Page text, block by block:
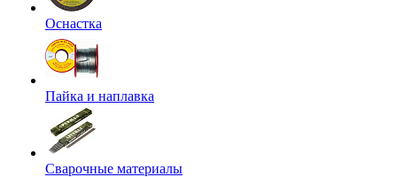
Оснастка
Пайка и наплавка
Сварочные материалы